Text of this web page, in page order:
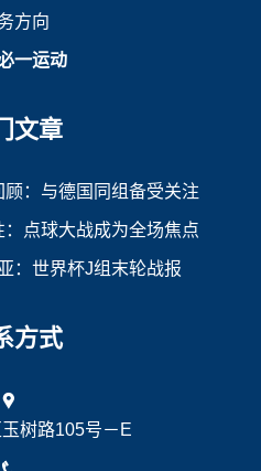
方向
一运动
文章
：与德国同组备受关注
点球大战成为全场焦点
：世界杯J组末轮战报
方式
玉树路105号－E